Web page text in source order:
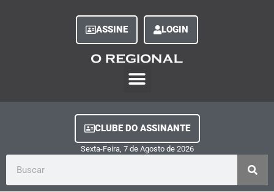
ASSINE LOGIN
CLUBE DO ASSINANTE
Sexta-Feira, 7de Agostode 2026